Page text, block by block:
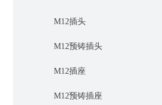
M12插头
M12预铸插头
M12插座
M12预铸插座